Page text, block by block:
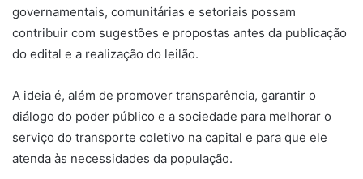
governamentais, comunitárias e setoriais possam
contribuir com sugestões e propostas antes da publicação
do edital e a realização do leilão.
A ideia é, além de promover transparência, garantir o
diálogo do poder público e a sociedade para melhorar o
serviço do transporte coletivo na capital e para que ele
atenda às necessidades da população.